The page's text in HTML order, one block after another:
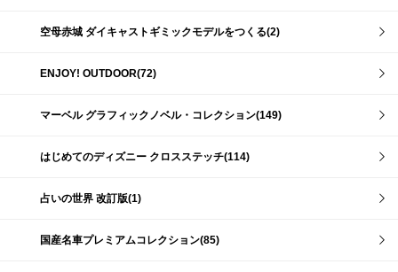
空母赤城 ダイキャストギミックモデルをつくる(2)
ENJOY! OUTDOOR(72)
マーベル グラフィックノベル・コレクション(149)
はじめてのディズニー クロスステッチ(114)
占いの世界 改訂版(1)
国産名車プレミアムコレクション(85)